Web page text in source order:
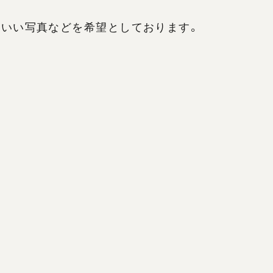
い写真などを希望としております。